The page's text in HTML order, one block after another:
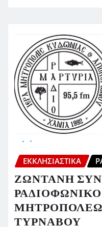
ΕΚΚΛΗΣΙΑΣΤΙΚΆ
ΖΩΝΤΑΝΗ
ΤΥΡΝΑΒΟΥ